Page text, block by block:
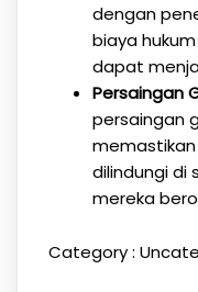
dengan
biaya
dapat
Persaingan
persaingan
dilindungi
mereka
Category :